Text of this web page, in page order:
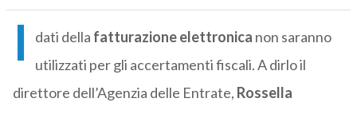
I dati della fatturazione elettronica non saranno
utilizzati per gli accertamenti fiscali. A dirlo il
direttore dell’Agenzia delle Entrate, Rossella